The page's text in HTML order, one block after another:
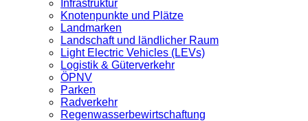
Infrastruktur
Knotenpunkte und Plätze
Landmarken
Landschaft und ländlicher Raum
Light Electric Vehicles (LEVs)
Logistik & Güterverkehr
ÖPNV
Parken
Radverkehr
Regenwasserbewirtschaftung